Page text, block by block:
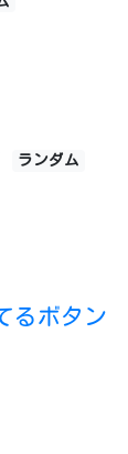
ランダム
るボタン